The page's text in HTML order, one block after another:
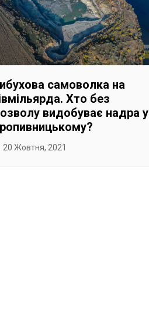
самоволка на
Хто без
видобуває надра у
20 Жовтня, 2021